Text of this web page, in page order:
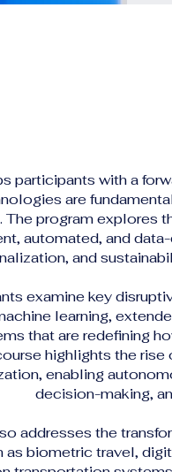
participants with a
are
program explores
automated, and
and
examine key
learning,
that are redefining
highlights the
enabling
decision-making,
addresses the
as biometric travel,